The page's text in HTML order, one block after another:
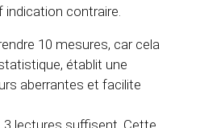
contraire.
10 mesures, car cela
établit une
aberrantes et facilite
3 lectures suffisent. Cette